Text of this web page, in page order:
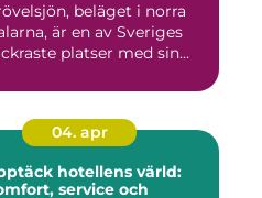
beläget i norra
är en av Sveriges
platser med sin...
04. apr
hotellens värld:
service och